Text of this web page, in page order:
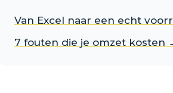
Van Excel naar een echt
7 fouten die je omzet kosten